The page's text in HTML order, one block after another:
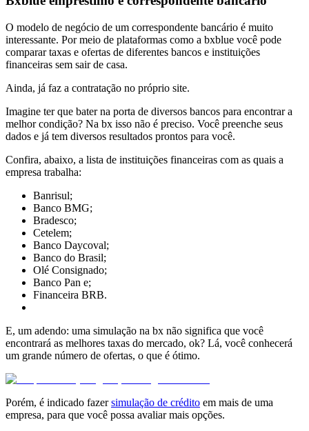
O modelo de negócio de um correspondente bancário é muito
interessante. Por meio de plataformas como a bxblue você pode
comparar taxas e ofertas de diferentes bancos e instituições
financeiras sem sair de casa.
Ainda, já faz a contratação no próprio site.
Imagine ter que bater na porta de diversos bancos para encontrar a
melhor condição? Na bx isso não é preciso. Você preenche seus
dados e já tem diversos resultados prontos para você.
Confira, abaixo, a lista de instituições financeiras com as quais a
empresa trabalha:
Banrisul;
Banco BMG;
Bradesco;
Cetelem;
Banco Daycoval;
Banco do Brasil;
Olé Consignado;
Banco Pan e;
Financeira BRB.
E, um adendo: uma simulação na bx não significa que você
encontrará as melhores taxas do mercado, ok? Lá, você conhecerá
um grande número de ofertas, o que é ótimo.
Porém, é indicado fazersimulação de crédito em mais de uma
empresa, para que você possa avaliar mais opções.